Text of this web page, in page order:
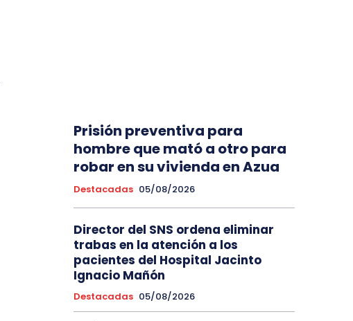
Prisión preventiva para
hombre que mató a otro para
robar en su vivienda en Azua
Destacadas 05/08/2026
Director del SNS ordena eliminar
trabas en la atención a los
pacientes del Hospital Jacinto
Ignacio Mañón
Destacadas 05/08/2026